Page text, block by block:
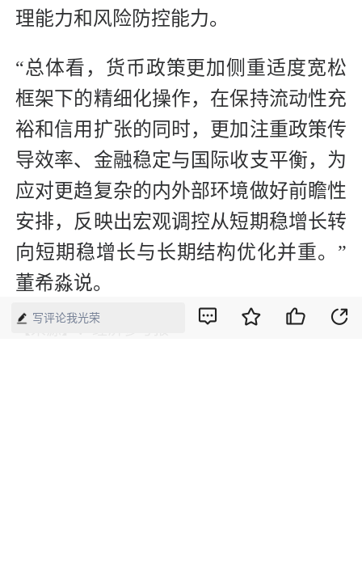
理能力和风险防控能力。
“总体看，货币政策更加侧重适度宽松
框架下的精细化操作，在保持流动性充
裕和信用扩张的同时，更加注重政策传
导效率、金融稳定与国际收支平衡，为
应对更趋复杂的内外部环境做好前瞻性
安排，反映出宏观调控从短期稳增长转
向短期稳增长与长期结构优化并重。”
董希淼说。
【来源】：经济参考报
写评论我光荣